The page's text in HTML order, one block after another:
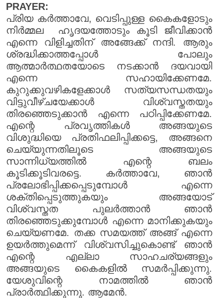
PRAYER:
പ്രിയ കർത്താവേ, വെടിപ്പുള്ള കൈകളോടും
നിർമ്മല ഹൃദയത്തോടും കൂടി ജീവിക്കാൻ
എന്നെ വിളിച്ചതിന് അങ്ങേക്ക് നന്ദി. ആരും
ശ്രദ്ധിക്കാത്തപ്പോൾ പോലും
ആത്മാർത്ഥതയോടെ നടക്കാൻ ദയവായി
എന്നെ സഹായിക്കേണമേ.
കുറുക്കുവഴികളേക്കാൾ സത്യസന്ധതയും
വിട്ടുവീഴ്ചയേക്കാൾ വിശ്വസ്തതയും
തിരഞ്ഞെടുക്കാൻ എന്നെ പഠിപ്പിക്കേണമേ.
എന്റെ പ്രവൃത്തികൾ അങ്ങയുടെ
വിശുദ്ധിയെ പ്രതിഫലിപ്പിക്കട്ടെ, അങ്ങനെ
ചെയ്യുന്നതിലൂടെ അങ്ങയുടെ
സാന്നിധ്യത്തിൽ എന്റെ ബലം
കൂടിക്കൂടിവരട്ടെ. കർത്താവേ, ഞാൻ
പ്രലോഭിപ്പിക്കപ്പെടുമ്പോൾ എന്നെ
ശക്തിപ്പെടുത്തുകയും അങ്ങയോട്
വിശ്വസ്തത പുലർത്താൻ ഞാൻ
തിരഞ്ഞെടുക്കുമ്പോൾ എന്നെ മാനിക്കുകയും
ചെയ്യണമേ. തക്ക സമയത്ത് അങ്ങ് എന്നെ
ഉയർത്തുമെന്ന് വിശ്വസിച്ചുകൊണ്ട് ഞാൻ
എന്റെ എല്ലാ സാഹചര്യങ്ങളും
അങ്ങയുടെ കൈകളിൽ സമർപ്പിക്കുന്നു.
യേശുവിന്റെ നാമത്തിൽ ഞാൻ
പ്രാർത്ഥിക്കുന്നു. ആമേൻ.